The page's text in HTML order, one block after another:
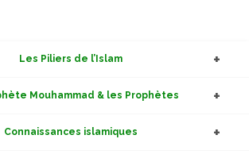
Les Piliers de l’Islam
Mouhammad & les Prophètes
Connaissances islamiques